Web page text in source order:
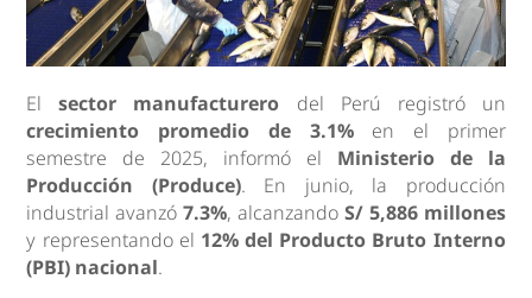
Elsector manufacturero del Perú registró un
crecimiento promedio de 3.1%en el primer
semestre de 2025, informó el Ministerio de la
Producción (Produce). En junio, la producción
industrial avanzó7.3%, alcanzando S/ 5,886 millones
y representando el 12% del Producto Bruto Interno
(PBI) nacional.